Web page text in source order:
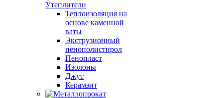
Утеплители
Теплоизоляция на
основе каменной
ваты
Экструзионный
пенополистирол
Пенопласт
Изолоны
Джут
Керамзит